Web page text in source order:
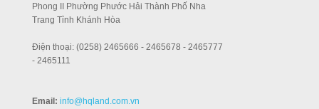
Phong II Phường Phước Hải Thành Phố Nha
Trang Tỉnh Khánh Hòa
Điện thoại: (0258) 2465666 - 2465678 - 2465777
- 2465111
Email: info@hqland.com.vn